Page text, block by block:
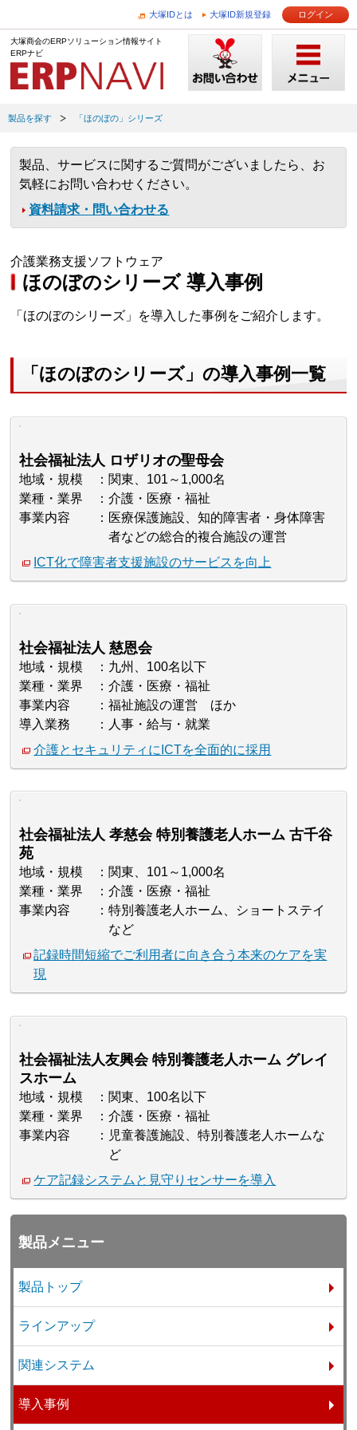
大塚IDとは 大塚ID新規登録 ログイン
大塚商会のERPソリューション情報サイト
ERPナビ
製品を探す 「ほのぼの」シリーズ
製品、サービスに関するご質問がございましたら、お
気軽にお問い合わせください。
資料請求・問い合わせる
介護業務支援ソフトウェア
ほのぼのシリーズ 導入事例
「ほのぼのシリーズ」を導入した事例をご紹介します。
「ほのぼのシリーズ」の導入事例一覧
社会福祉法人 ロザリオの聖母会
地域・規模
関東、101～1,000名
業種・業界
介護・医療・福祉
事業内容
医療保護施設、知的障害者・身体障害
者などの総合的複合施設の運営
ICT化で障害者支援施設のサービスを向上
社会福祉法人 慈恩会
地域・規模
九州、100名以下
業種・業界
介護・医療・福祉
事業内容
福祉施設の運営 ほか
導入業務
人事・給与・就業
介護とセキュリティにICTを全面的に採用
社会福祉法人 孝慈会 特別養護老人ホーム 古千谷
苑
地域・規模
関東、101～1,000名
業種・業界
介護・医療・福祉
事業内容
特別養護老人ホーム、ショートステイ
など
記録時間短縮でご利用者に向き合う本来のケアを実
現
社会福祉法人友興会 特別養護老人ホーム グレイ
スホーム
地域・規模
関東、100名以下
業種・業界
介護・医療・福祉
事業内容
児童養護施設、特別養護老人ホームな
ど
ケア記録システムと見守りセンサーを導入
製品メニュー
製品トップ
ラインアップ
関連システム
導入事例